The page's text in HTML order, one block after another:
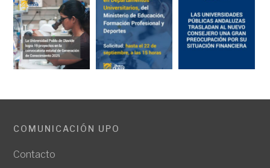
COMUNICACIÓN UPO
Contacto